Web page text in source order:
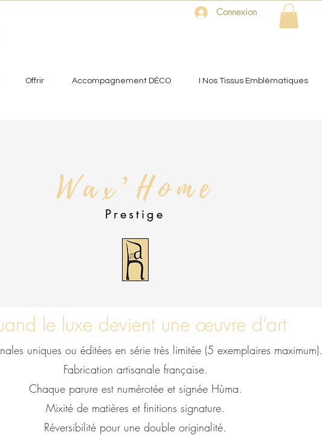
Connexion
Offrir Accompagnement DÉCO I Nos Tissus Emblématiques
Prestige
Wax’Home
le luxe devient une œuvre d’art
uniques ou éditées en série très limitée (5 exemplaires maximum).
Fabrication artisanale française.
Chaque parure est numérotée et signée Hùma.
Mixité de matières et finitions signature.
Réversibilité pour une double originalité.